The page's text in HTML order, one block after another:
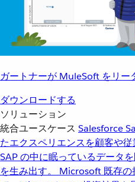
ガートナーが MuleSoft をリー
ダウンロードする
ソリューション
統合ユースケース Salesforce
たエクスペリエンスを顧客や
SAP の中に眠っているデータ
を生み出す。
Microsoft 既存の